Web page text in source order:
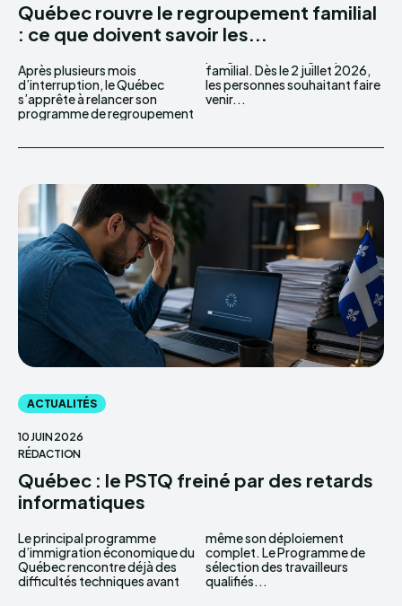
Québec rouvre le regroupement familial
: ce que doivent savoir les...
Après plusieurs mois
d’interruption, le Québec
s’apprête à relancer son
programme de regroupement
familial. Dès le 2 juillet 2026,
les personnes souhaitant faire
venir...
ACTUALITÉS
10 JUIN 2026
RÉDACTION
Québec : le PSTQ freiné par des retards
informatiques
Le principal programme
d’immigration économique du
Québec rencontre déjà des
difficultés techniques avant
même son déploiement
complet. Le Programme de
sélection des travailleurs
qualifiés...